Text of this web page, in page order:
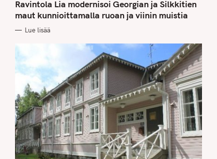
T
E
G
O
I
Ravintola Lia modernisoi Georgian ja Silkkitien
maut kunnioittamalla ruoan ja viinin muistia
Lue lisää